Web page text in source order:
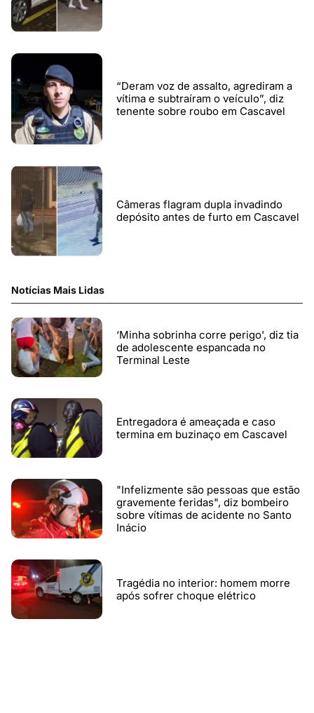
“Deram voz de assalto, agrediram a
vítima e subtraíram o veículo”, diz
tenente sobre roubo em Cascavel
Câmeras flagram dupla invadindo
depósito antes de furto em Cascavel
Notícias Mais Lidas
‘Minha sobrinha corre perigo', diz tia
de adolescente espancada no
Terminal Leste
Entregadora é ameaçada e caso
termina em buzinaço em Cascavel
"Infelizmente são pessoas que estão
gravemente feridas", diz bombeiro
sobre vítimas de acidente no Santo
Inácio
Tragédia no interior: homem morre
após sofrer choque elétrico